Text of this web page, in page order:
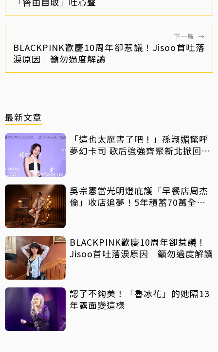
下一篇 →
BLACKPINK歡慶10周年卻惹議！Jisoo首吐落
淚原因 籲勿過度解讀
最新文章
「這也太厲害了吧！」孫淑媚驚呼
夢幻卡司 歌后強強齊聚新北掀回憶
吳宗憲當光明燈庇護「早餐店周杰
倫」收店追夢！5年積蓄70萬全砸
BLACKPINK歡慶10周年卻惹議！
Jisoo首吐落淚原因 籲勿過度解讀
認了不夠美！「魯冰花」的她隔13
年露面變這樣